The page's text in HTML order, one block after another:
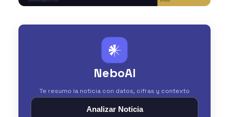
𒀭
NeboAI
Te resumo la noticia con datos, cifras y contexto
Analizar Noticia